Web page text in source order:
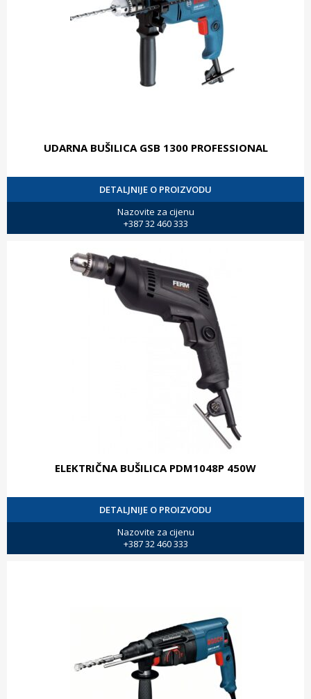
UDARNA BUŠILICA GSB 1300 PROFESSIONAL
DETALJNIJE O PROIZVODU
Nazovite za cijenu
+387 32 460 333
ELEKTRIČNA BUŠILICA PDM1048P 450W
DETALJNIJE O PROIZVODU
Nazovite za cijenu
+387 32 460 333